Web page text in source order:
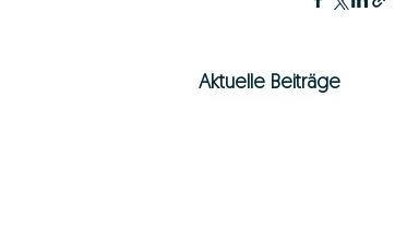
Aktuelle Beiträge